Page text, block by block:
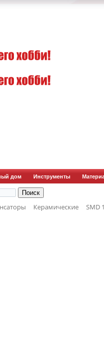
дом Инструменты
Керамические SMD